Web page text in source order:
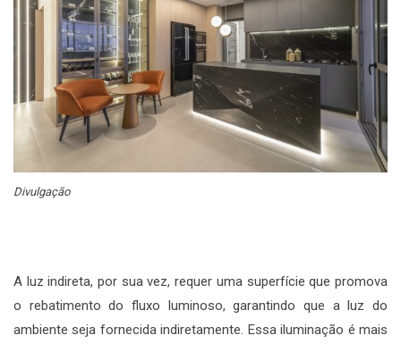
Divulgação
A luz indireta, por sua vez, requer uma superfície que promova
o rebatimento do fluxo luminoso, garantindo que a luz do
ambiente seja fornecida indiretamente. Essa iluminação é mais